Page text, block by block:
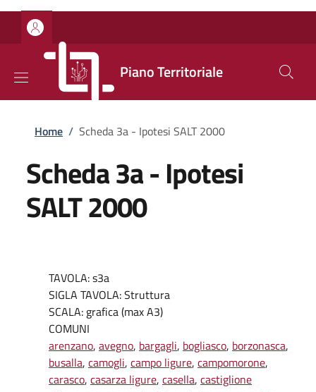
Salta al contenuto principale
Skip to footer content
Piano Territoriale
Briciole di pane
Home / Scheda 3a - Ipotesi SALT 2000
Scheda 3a - Ipotesi
SALT 2000
TAVOLA: s3a
SIGLA TAVOLA: Struttura
SCALA: grafica (max A3)
COMUNI
arenzano, avegno, bargagli, bogliasco, borzonasca,
busalla, camogli, campo ligure, campomorone,
carasco, casarza ligure, casella, castiglione